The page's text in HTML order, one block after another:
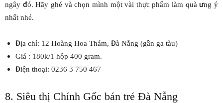
ngây đó. Hãy ghé và chọn mình một vài thực phẩm làm quà ưng ý
nhất nhé.
Địa chỉ: 12 Hoàng Hoa Thám, Đà Nẵng (gần ga tàu)
Giá : 180k/1 hộp 400 gram.
Điện thoại: 0236 3 750 467
8. Siêu thị Chính Gốc bán tré Đà Nẵng